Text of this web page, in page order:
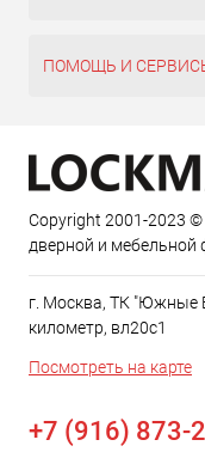
ПОМОЩЬ И
Copyright 2001-2023 ©
дверной и
г. Москва, ТК "Южные
километр, вл20с1
Посмотреть на карте
+7 (916) 873-